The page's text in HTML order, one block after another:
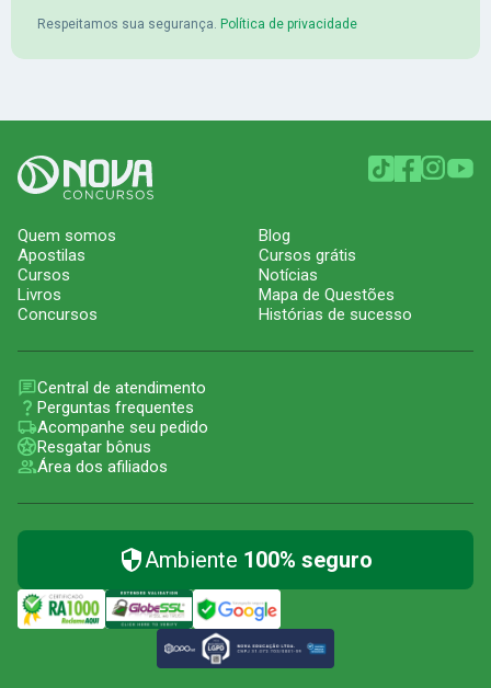
Respeitamos sua segurança. Política de privacidade
Quem somos
Apostilas
Cursos
Livros
Concursos
Blog
Cursos grátis
Notícias
Mapa de Questões
Histórias de sucesso
Central de atendimento
Perguntas frequentes
Acompanhe seu pedido
Resgatar bônus
Área dos afiliados
Ambiente 100% seguro